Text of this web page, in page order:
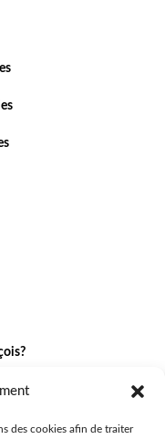
des cookies afin de traiter